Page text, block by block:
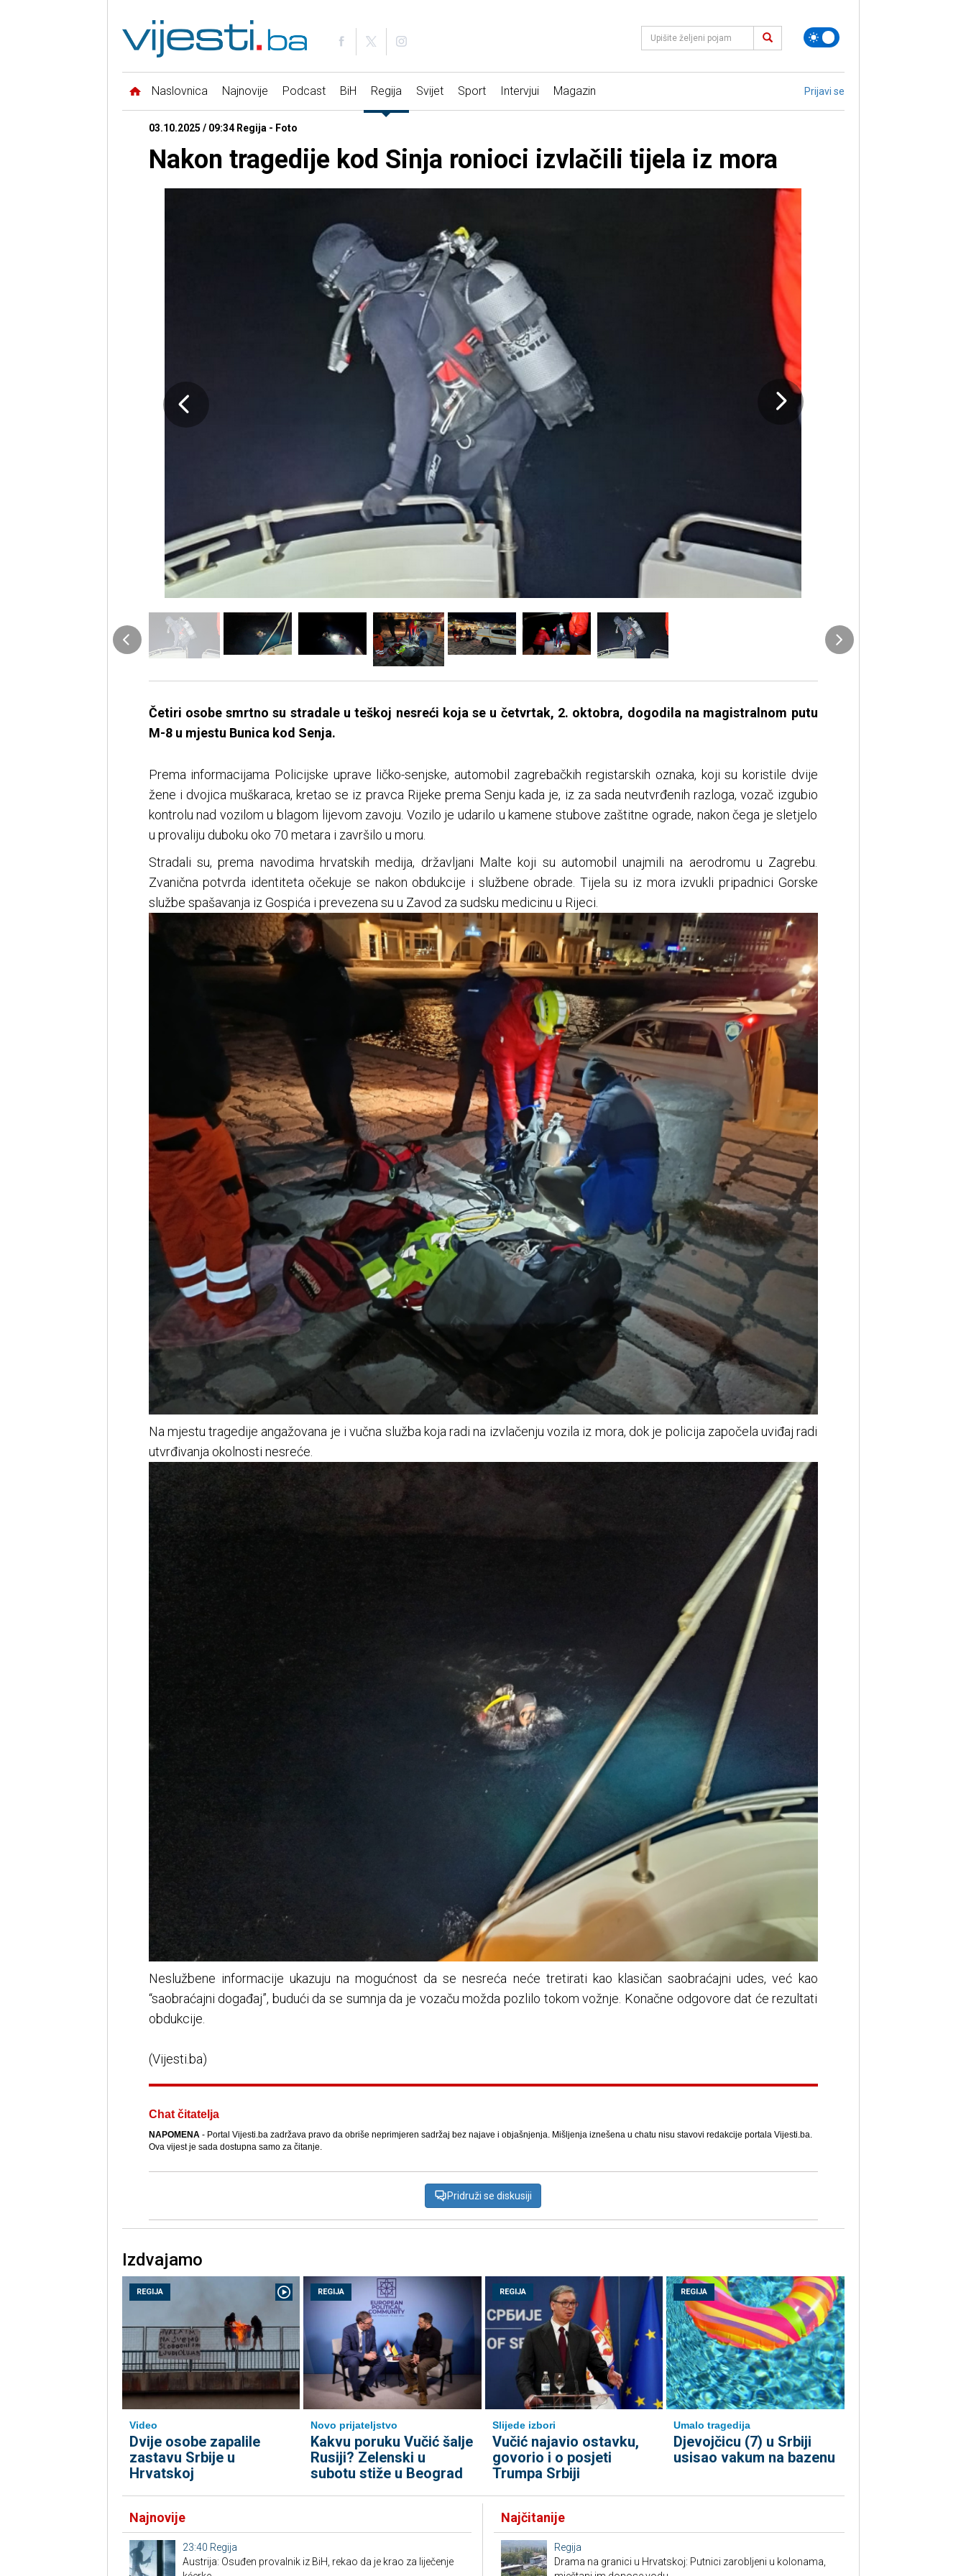
Naslovnica Najnovije Podcast BiH Regija Svijet Sport Intervjui Magazin Prijavi se
03.10.2025 / 09:34 Regija - Foto
Nakon tragedije kod Sinja ronioci izvlačili tijela iz mora
Četiri osobe smrtno su stradale u teškoj nesreći koja se u četvrtak, 2. oktobra, dogodila na magistralnom putu
M-8 u mjestu Bunica kod Senja.
Prema informacijama Policijske uprave ličko-senjske, automobil zagrebačkih registarskih oznaka, koji su koristile dvije
žene i dvojica muškaraca, kretao se iz pravca Rijeke prema Senju kada je, iz za sada neutvrđenih razloga, vozač izgubio
kontrolu nad vozilom u blagom lijevom zavoju. Vozilo je udarilo u kamene stubove zaštitne ograde, nakon čega je sletjelo
u provaliju duboku oko 70 metara i završilo u moru.
Stradali su, prema navodima hrvatskih medija, državljani Malte koji su automobil unajmili na aerodromu u Zagrebu.
Zvanična potvrda identiteta očekuje se nakon obdukcije i službene obrade. Tijela su iz mora izvukli pripadnici Gorske
službe spašavanja iz Gospića i prevezena su u Zavod za sudsku medicinu u Rijeci.
Na mjestu tragedije angažovana je i vučna služba koja radi na izvlačenju vozila iz mora, dok je policija započela uviđaj radi
utvrđivanja okolnosti nesreće.
Neslužbene informacije ukazuju na mogućnost da se nesreća neće tretirati kao klasičan saobraćajni udes, već kao
“saobraćajni događaj”, budući da se sumnja da je vozaču možda pozlilo tokom vožnje. Konačne odgovore dat će rezultati
obdukcije.
(Vijesti.ba)
Chat čitatelja
NAPOMENA - Portal Vijesti.ba zadržava pravo da obriše neprimjeren sadržaj bez najave i objašnjenja. Mišljenja iznešena u chatu nisu stavovi redakcije portala Vijesti.ba.
Ova vijest je sada dostupna samo za čitanje.
Pridruži se diskusiji
Izdvajamo
REGIJA
Video
Dvije osobe zapalile
zastavu Srbije u
Hrvatskoj
REGIJA
Novo prijateljstvo
Kakvu poruku Vučić šalje
Rusiji? Zelenski u
subotu stiže u Beograd
REGIJA
Slijede izbori
Vučić najavio ostavku,
govorio i o posjeti
Trumpa Srbiji
REGIJA
Umalo tragedija
Djevojčicu (7) u Srbiji
usisao vakum na bazenu
Najnovije
23:40 Regija
Austrija: Osuđen provalnik iz BiH, rekao da je krao za liječenje
Najčitanije
Regija
Drama na granici u Hrvatskoj: Putnici zarobljeni u kolonama,